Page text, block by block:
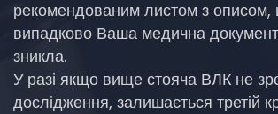
рекомендованим листом з
випадково Ваша медична
зникла.
У разі якщо вище стояча ВЛК не
дослідження, залишається третій